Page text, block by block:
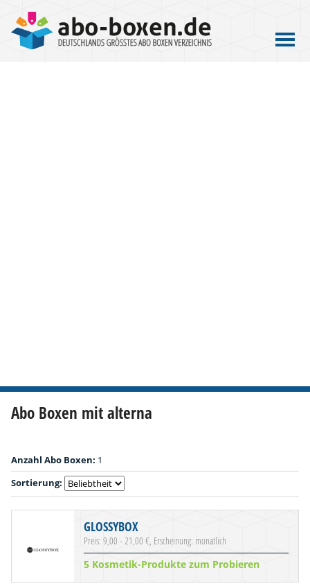
Abo Boxen mit alterna
Anzahl Abo Boxen: 1
Sortierung:
GLOSSYBOX
Preis: 9,00 - 21,00 €, Erscheinung: monatlich
5 Kosmetik-Produkte zum Probieren